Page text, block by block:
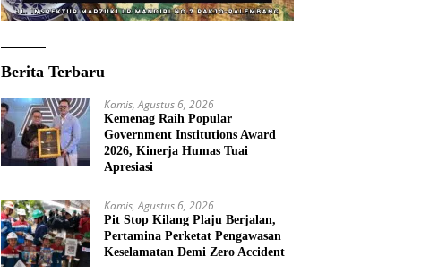
Berita Terbaru
Kamis, Agustus 6, 2026
Kemenag Raih Popular
Government Institutions Award
2026, Kinerja Humas Tuai
Apresiasi
Kamis, Agustus 6, 2026
Pit Stop Kilang Plaju Berjalan,
Pertamina Perketat Pengawasan
Keselamatan Demi Zero Accident